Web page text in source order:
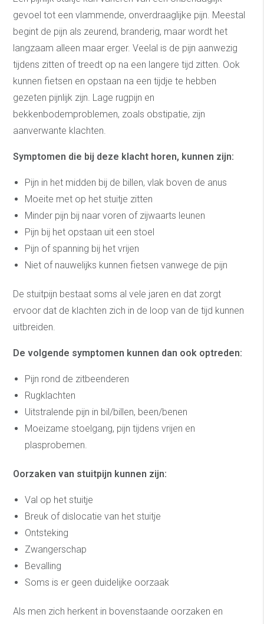
gevoel tot een vlammende, onverdraaglijke pijn. Meestal
begint de pijn als zeurend, branderig, maar wordt het
langzaam alleen maar erger. Veelal is de pijn aanwezig
tijdens zitten of treedt op na een langere tijd zitten. Ook
kunnen fietsen en opstaan na een tijdje te hebben
gezeten pijnlijk zijn. Lage rugpijn en
bekkenbodemproblemen, zoals obstipatie, zijn
aanverwante klachten.
Symptomen die bij deze klacht horen, kunnen zijn:
Pijn in het midden bij de billen, vlak boven de anus
Moeite met op het stuitje zitten
Minder pijn bij naar voren of zijwaarts leunen
Pijn bij het opstaan uit een stoel
Pijn of spanning bij het vrijen
Niet of nauwelijks kunnen fietsen vanwege de pijn
De stuitpijn bestaat soms al vele jaren en dat zorgt
ervoor dat de klachten zich in de loop van de tijd kunnen
uitbreiden.
De volgende symptomen kunnen dan ook optreden:
Pijn rond de zitbeenderen
Rugklachten
Uitstralende pijn in bil/billen, been/benen
Moeizame stoelgang, pijn tijdens vrijen en
plasprobemen.
Oorzaken van stuitpijn kunnen zijn:
Val op het stuitje
Breuk of dislocatie van het stuitje
Ontsteking
Zwangerschap
Bevalling
Soms is er geen duidelijke oorzaak
Als men zich herkent in bovenstaande oorzaken en